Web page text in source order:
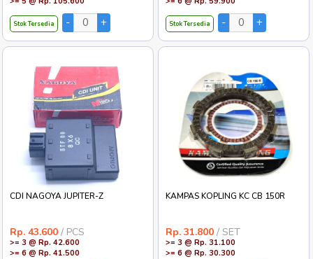
Stok Tersedia Stok Tersedia
CDI NAGOYA JUPITER-Z
Rp. 43.600 / PCS
>= 3 @ Rp. 42.600
>= 6 @ Rp. 41.500
KAMPAS KOPLING KC CB 150R
Rp. 31.800 / SET
>= 3 @ Rp. 31.100
>= 6 @ Rp. 30.300